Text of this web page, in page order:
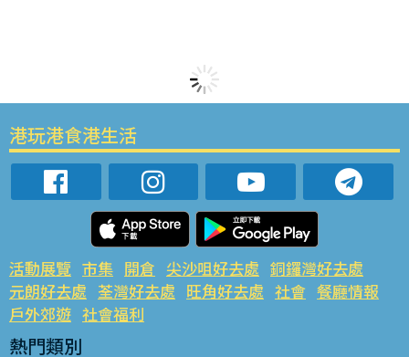
港玩港食港生活
活動展覽 市集 開倉 尖沙咀好去處 銅鑼灣好去處
元朗好去處 荃灣好去處 旺角好去處 社會 餐廳情報
戶外郊遊 社會福利
熱門類別